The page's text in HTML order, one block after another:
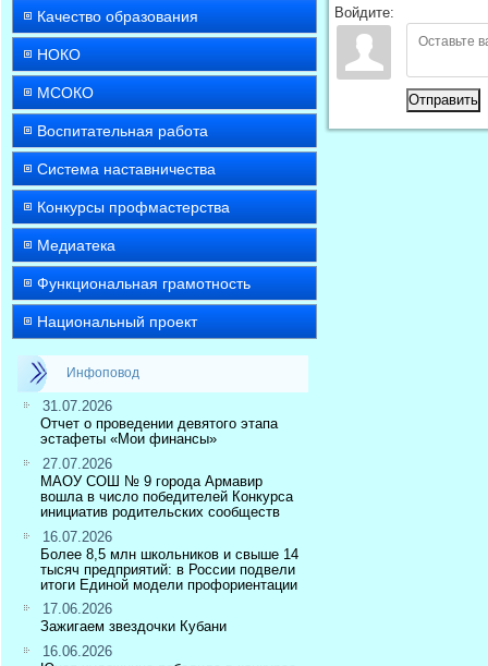
Качество образования
НОКО
МСОКО
Воспитательная работа
Система наставничества
Конкурсы профмастерства
Медиатека
Функциональная грамотность
Национальный проект
Инфоповод
31.07.2026
Отчет о проведении девятого этапа
эстафеты «Мои финансы»
27.07.2026
МАОУ СОШ № 9 города Армавир
вошла в число победителей Конкурса
инициатив родительских сообществ
16.07.2026
Более 8,5 млн школьников и свыше 14
тысяч предприятий: в России подвели
итоги Единой модели профориентации
17.06.2026
Зажигаем звездочки Кубани
16.06.2026
Войдите:
Отправить